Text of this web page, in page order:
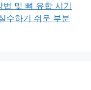
및 뼈 유합 시기
수하기 쉬운 부분